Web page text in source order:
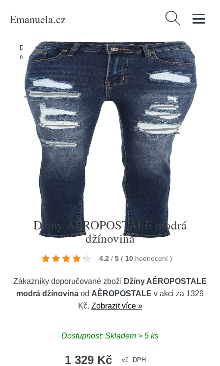
Emanuela.cz Vyhledávání
Domů/Produkty/Ženy/Oblečení/Džíny/Džíny AÉROPOSTALE
modrá džínovina
Džíny AÉROPOSTALE modrá
džínovina
4.2 / 5 ( 10 hodnocení )
Zákazníky doporučované zboží Džíny AÉROPOSTALE
modrá džínovina od AÈROPOSTALE v akci za 1329
Kč. Zobrazit více »
Dostupnost: Skladem > 5 ks
1 329 Kč vč. DPH